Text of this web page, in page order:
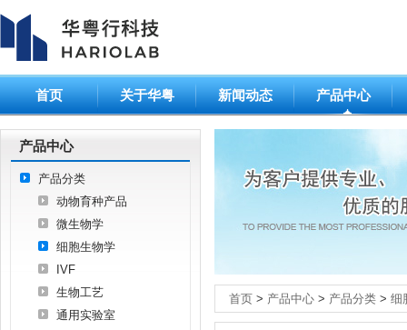
首页 关于华粤 新闻动态 产品中心
产品中心
产品分类
动物育种产品
微生物学
细胞生物学
IVF
生物工艺
通用实验室
首页 > 产品中心 > 产品分类 > 细